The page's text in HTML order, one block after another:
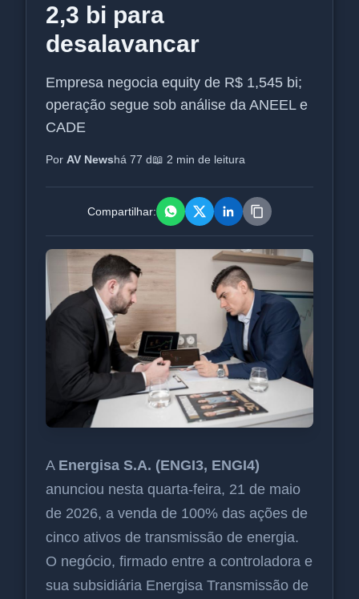
2,3 bi para
desalavancar
Empresa negocia equity de R$ 1,545 bi;
operação segue sob análise da ANEEL e
CADE
Por AV Newshá 77 d📖 2 min de leitura
Compartilhar:
A Energisa S.A. (ENGI3, ENGI4)
anunciou nesta quarta-feira, 21 de maio
de 2026, a venda de 100% das ações de
cinco ativos de transmissão de energia.
O negócio, firmado entre a controladora e
sua subsidiária Energisa Transmissão de